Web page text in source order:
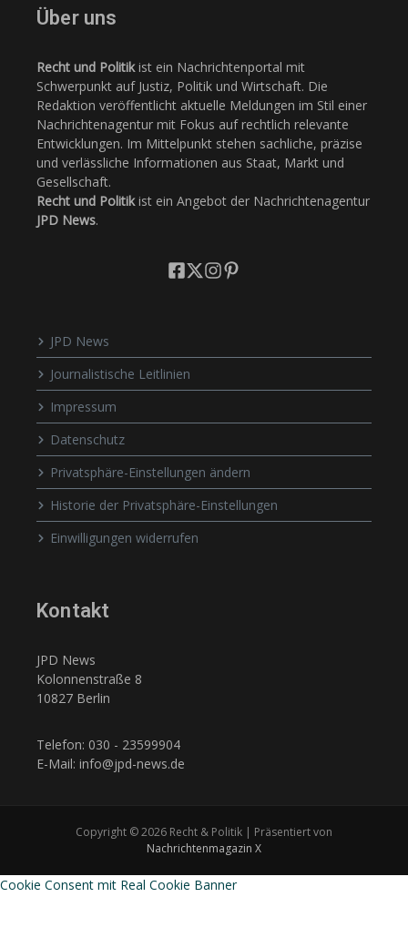
Über uns
Recht und Politikist ein Nachrichtenportal mit
Schwerpunkt auf Justiz, Politik und Wirtschaft. Die
Redaktion veröffentlicht aktuelle Meldungen im Stil einer
Nachrichtenagentur mit Fokus auf rechtlich relevante
Entwicklungen. Im Mittelpunkt stehen sachliche, präzise
und verlässliche Informationen aus Staat, Markt und
Gesellschaft.
Recht und Politikist ein Angebot der Nachrichtenagentur
JPD News.
JPD News
Journalistische Leitlinien
Impressum
Datenschutz
Privatsphäre-Einstellungen ändern
Historie der Privatsphäre-Einstellungen
Einwilligungen widerrufen
Kontakt
JPD News
Kolonnenstraße 8
10827 Berlin
Telefon: 030 - 23599904
E-Mail: info@jpd-news.de
Copyright © 2026 Recht & Politik | Präsentiert von
Nachrichtenmagazin X
Cookie Consent mit Real Cookie Banner